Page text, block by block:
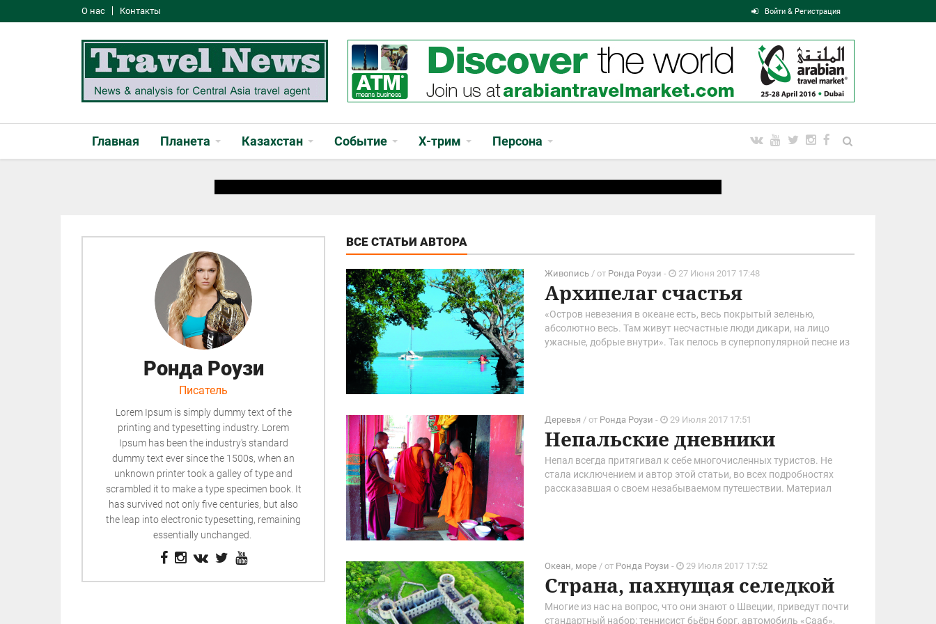
О нас Контакты Войти & Регистрация
Главная Планета Казахстан Событие Х-трим Персона
Ронда Роузи
Писатель
Lorem Ipsum is simply dummy text of the
printing and typesetting industry. Lorem
Ipsum has been the industry's standard
dummy text ever since the 1500s, when an
unknown printer took a galley of type and
scrambled it to make a type specimen book. It
has survived not only five centuries, but also
the leap into electronic typesetting, remaining
essentially unchanged.
ВСЕ СТАТЬИ АВТОРА
Живопись / от Ронда Роузи - 27 Июня 2017 17:48
Архипелаг счастья
«Остров невезения в океане есть, весь покрытый зеленью,
абсолютно весь. Там живут несчастные люди дикари, на лицо
ужасные, добрые внутри». Так пелось в суперпопулярной песне из
Деревья / от Ронда Роузи - 29 Июля 2017 17:51
Непальские дневники
Непал всегда притягивал к себе многочисленных туристов. Не
стала исключением и автор этой статьи, во всех подробностях
рассказавшая о своем незабываемом путешествии. Материал
Океан, море / от Ронда Роузи - 29 Июля 2017 17:52
Страна, пахнущая селедкой
Многие из нас на вопрос, что они знают о Швеции, приведут почти
стандартный набор: теннисист бьёрн борг, автомобиль «Сааб»,